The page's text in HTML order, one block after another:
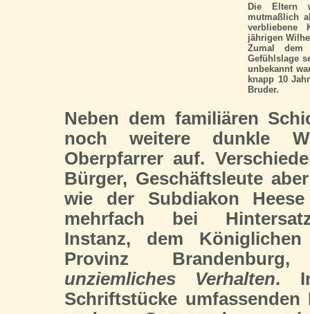
Die Eltern
mutmaßlich
jährigen
Zumal
Gefühlslage
unbekannt
knapp 10
Bruder.
Neben dem familiären
noch weitere dunkle
Oberpfarrer auf.
Bürger, Geschäftsleute
wie der Subdiakon
mehrfach bei
Instanz, dem
Provinz
unziemliches Verhalten.
Schriftstücke